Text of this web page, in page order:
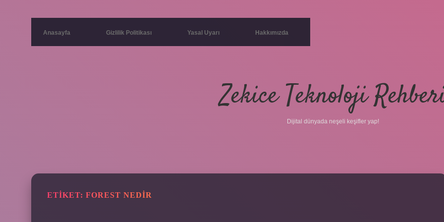
Anasayfa Gizlilik Politikası Yasal Uyarı Hakkımızda
Zekice Teknoloji
Dijital dünyada neşeli keşifler yap!
ETIKET: FOREST NEDIR